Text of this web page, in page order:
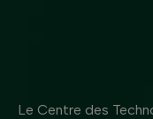
Le Centre des